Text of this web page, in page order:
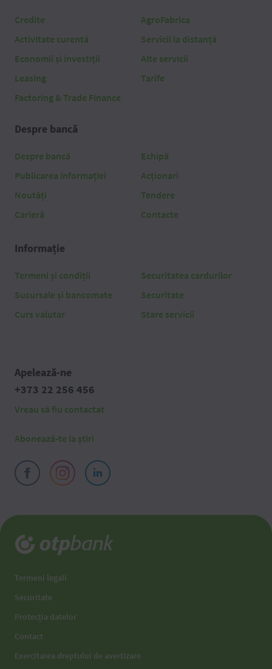
Credite
Activitate curentă
Economii și investiții
Leasing
Factoring & Trade Finance
AgroFabrica
Servicii la distanță
Alte servicii
Tarife
Despre bancă
Despre bancă
Publicarea informației
Noutăți
Carieră
Echipă
Acționari
Tendere
Contacte
Informație
Termeni și condiții
Sucursale și bancomate
Curs valutar
Securitatea cardurilor
Securitate
Stare servicii
Apelează-ne
+373 22 256 456
Vreau să fiu contactat
Abonează-te la știri
Termeni legali
Securitate
Protecția datelor
Contact
Exercitarea dreptului de avertizare